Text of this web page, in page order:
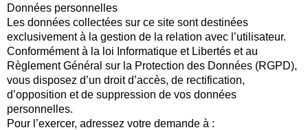
Données personnelles
Les données collectées sur ce site sont destinées
exclusivement à la gestion de la relation avec l’utilisateur.
Conformément à la loi Informatique et Libertés et au
Règlement Général sur la Protection des Données (RGPD),
vous disposez d’un droit d’accès, de rectification,
d’opposition et de suppression de vos données
personnelles.
Pour l’exercer, adressez votre demande à :